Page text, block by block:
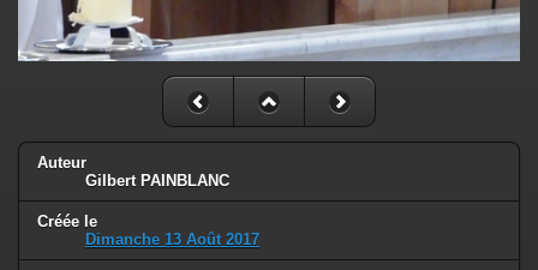
Auteur
Gilbert PAINBLANC
Créée le
Dimanche 13 Août 2017